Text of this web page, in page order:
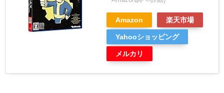
Amazon 楽天市場
Yahooショッピング
メルカリ